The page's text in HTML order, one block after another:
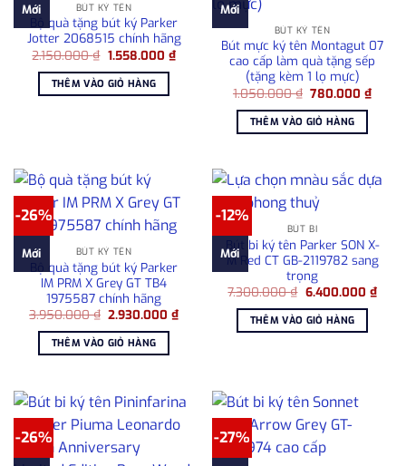
Mới BÚT KÝ TÊN
Bộ quà tặng bút ký Parker
Jotter 2068515 chính hãng
2.150.000₫ Giá
là:
2.150.000 ₫.
1.558.000 ₫Giá
hiện
1.558.000 ₫.
THÊM VÀO GIỎ HÀNG
Mới
BÚT KÝ TÊN
Bút mực ký tên Montagut 07
cao cấp làm quà tặng sếp
(tặng kèm 1 lọ mực)
1.050.000₫ Giá
là:
1.050.000 ₫.
780.000₫Giá
hiện
THÊM VÀO GIỎ HÀNG
-26%
Mới BÚT KÝ TÊN
Bộ quà tặng bút ký Parker
IM PRM X Grey GT TB4
1975587 chính hãng
3.950.000₫ Giá
là:
3.950.000 ₫.
2.930.000₫Giá
hiện
THÊM VÀO GIỎ HÀNG
-12%
Mới
BÚT BI
Bút bi ký tên Parker SON X-
M Red CT GB-2119782 sang
trọng
7.300.000₫ Giá
là:
7.300.000 ₫.
6.400.000 ₫Giá
hiện
THÊM VÀO GIỎ HÀNG
-26% -27%